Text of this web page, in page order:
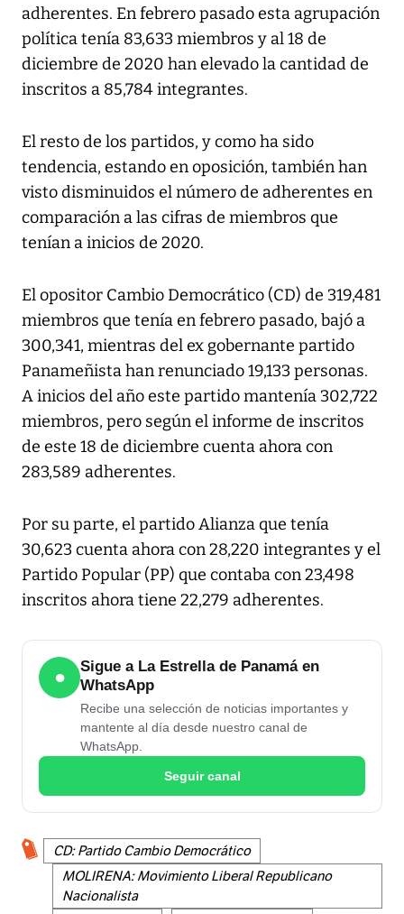
adherentes. En febrero pasado esta agrupación
política tenía 83,633 miembros y al 18 de
diciembre de 2020 han elevado la cantidad de
inscritos a 85,784 integrantes.
El resto de los partidos, y como ha sido
tendencia, estando en oposición, también han
visto disminuidos el número de adherentes en
comparación a las cifras de miembros que
tenían a inicios de 2020.
El opositor Cambio Democrático (CD) de 319,481
miembros que tenía en febrero pasado, bajó a
300,341, mientras del ex gobernante partido
Panameñista han renunciado 19,133 personas.
A inicios del año este partido mantenía 302,722
miembros, pero según el informe de inscritos
de este 18 de diciembre cuenta ahora con
283,589 adherentes.
Por su parte, el partido Alianza que tenía
30,623 cuenta ahora con 28,220 integrantes y el
Partido Popular (PP) que contaba con 23,498
inscritos ahora tiene 22,279 adherentes.
●
Sigue a La Estrella de Panamá en
WhatsApp
Recibe una selección de noticias importantes y
mantente al día desde nuestro canal de
WhatsApp.
Seguir canal
CD: Partido Cambio Democrático
MOLIRENA: Movimiento Liberal Republicano
Nacionalista